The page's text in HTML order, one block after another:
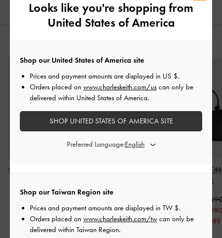
Sianna 軟質抽繩托特包
NT$ 2,990
NT$ 1,490
50% OFF
NT$ 1,670
30% OFF
Sabine 綁結托
致黑
NT$
NT$
20% OFF
Looks like you're shopping from
United States of America
Shop our Taiwan Region site
Prices and payment amounts are displayed in TW $.
Orders placed on www.charleskeith.com/tw can only be
delivered within Taiwan Region.
Shop our United States of America site
Prices and payment amounts are displayed in US $.
Orders placed on www.charleskeith.com/us can only be
delivered within United States of America.
SHOP UNITED STATES OF AMERICA SITE
Preferred Language: